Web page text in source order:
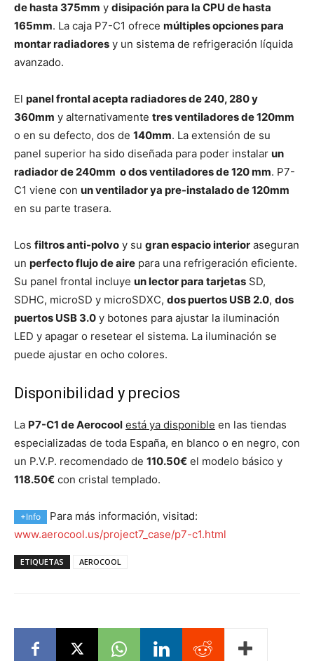
de hasta 375mm y disipación para la CPU de hasta
165mm. La caja P7-C1 ofrece múltiples opciones para
montar radiadores y un sistema de refrigeración líquida
avanzado.
El panel frontal acepta radiadores de 240, 280 y
360mm y alternativamente tres ventiladores de 120mm
o en su defecto, dos de 140mm. La extensión de su
panel superior ha sido diseñada para poder instalar un
radiador de 240mm o dos ventiladores de 120 mm. P7-
C1 viene con un ventilador ya pre-instalado de 120mm
en su parte trasera.
Los filtros anti-polvo y su gran espacio interior aseguran
un perfecto flujo de aire para una refrigeración eficiente.
Su panel frontal incluye un lector para tarjetas SD,
SDHC, microSD y microSDXC, dos puertos USB 2.0, dos
puertos USB 3.0 y botones para ajustar la iluminación
LED y apagar o resetear el sistema. La iluminación se
puede ajustar en ocho colores.
Disponibilidad y precios
La P7-C1 de Aerocool está ya disponible en las tiendas
especializadas de toda España, en blanco o en negro, con
un P.V.P. recomendado de 110.50€ el modelo básico y
118.50€ con cristal templado.
+Info
Para más información, visitad:
www.aerocool.us/project7_case/p7-c1.html
ETIQUETAS AEROCOOL